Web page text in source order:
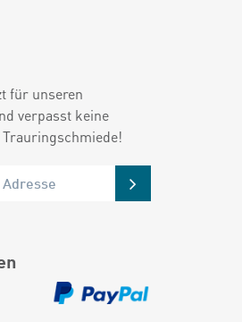
für unseren
verpasst keine